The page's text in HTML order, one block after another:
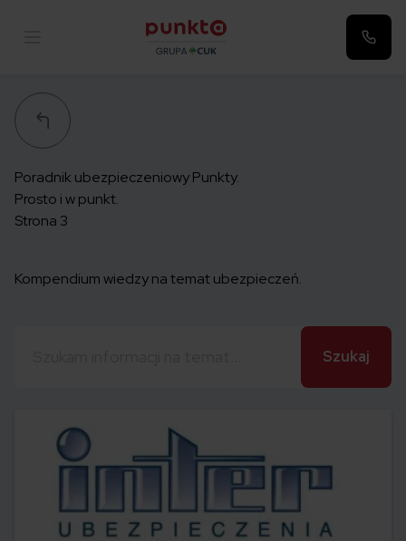
Poradnik ubezpieczeniowy Punkty.
Prosto i w punkt.
Strona 3
Kompendium wiedzy na temat ubezpieczeń.